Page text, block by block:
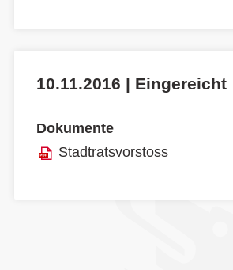
10.11.2016 | Eingereicht
Dokumente
Stadtratsvorstoss